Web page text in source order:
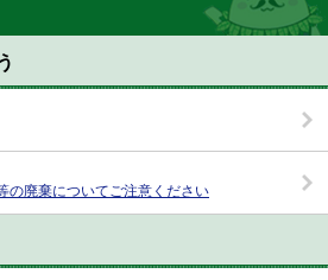
の廃棄についてご注意ください